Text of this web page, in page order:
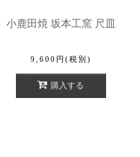
小鹿田焼 坂本工窯 尺皿
9,600 円 (税別)
購入する